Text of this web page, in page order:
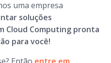
uma empresa
soluções
Cloud Computing pronta
para você!